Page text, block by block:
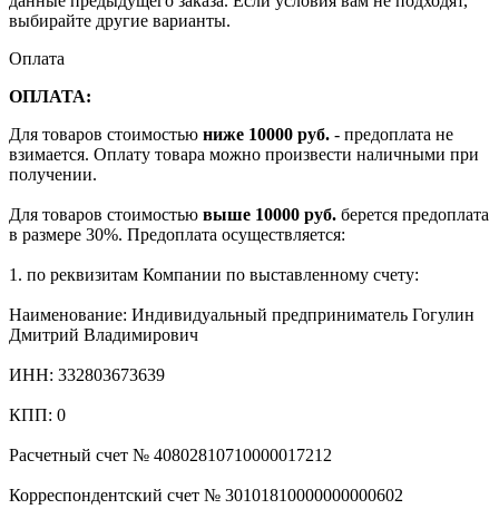
выбирайте другие варианты.
Оплата
ОПЛАТА:
Для товаров стоимостью ниже 10000 руб. - предоплата не
взимается. Оплату товара можно произвести наличными при
получении.
Для товаров стоимостью выше 10000 руб. берется предоплата
в размере 30%. Предоплата осуществляется:
1. по реквизитам Компании по выставленному счету:
Наименование: Индивидуальный предприниматель Гогулин
Дмитрий Владимирович
ИНН: 332803673639
КПП: 0
Расчетный счет № 40802810710000017212
Корреспондентский счет № 30101810000000000602